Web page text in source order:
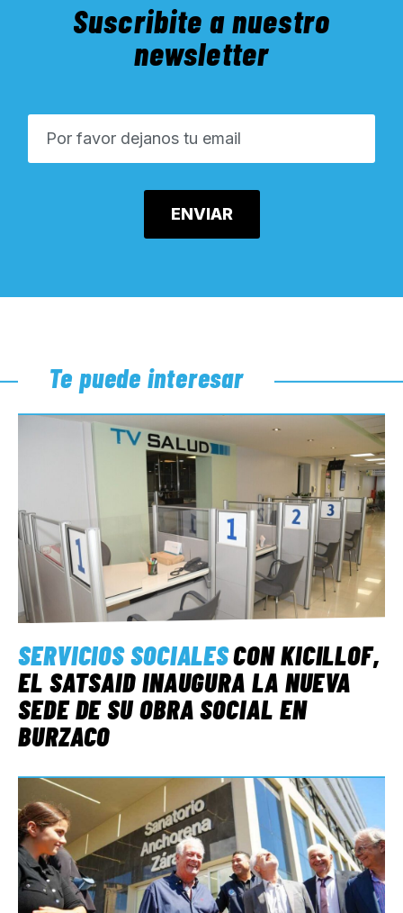
Suscribite a nuestro
newsletter
Te puede interesar
SERVICIOS SOCIALESCON KICILLOF,
EL SATSAID INAUGURA LA NUEVA
SEDE DE SU OBRA SOCIAL EN
BURZACO